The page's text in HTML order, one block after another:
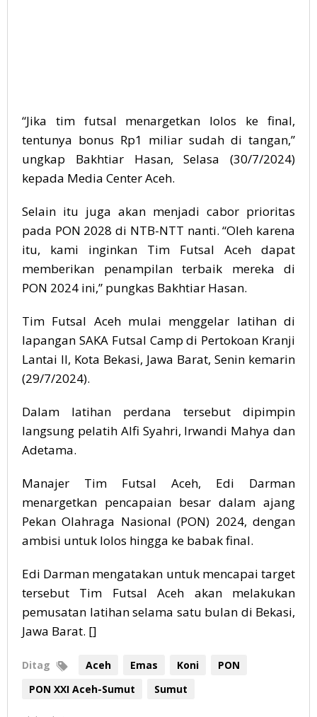
“Jika tim futsal menargetkan lolos ke final,
tentunya bonus Rp1 miliar sudah di tangan,”
ungkap Bakhtiar Hasan, Selasa (30/7/2024)
kepada Media Center Aceh.
Selain itu juga akan menjadi cabor prioritas
pada PON 2028 di NTB-NTT nanti. “Oleh karena
itu, kami inginkan Tim Futsal Aceh dapat
memberikan penampilan terbaik mereka di
PON 2024 ini,” pungkas Bakhtiar Hasan.
Tim Futsal Aceh mulai menggelar latihan di
lapangan SAKA Futsal Camp di Pertokoan Kranji
Lantai II, Kota Bekasi, Jawa Barat, Senin kemarin
(29/7/2024).
Dalam latihan perdana tersebut dipimpin
langsung pelatih Alfi Syahri, Irwandi Mahya dan
Adetama.
Manajer Tim Futsal Aceh, Edi Darman
menargetkan pencapaian besar dalam ajang
Pekan Olahraga Nasional (PON) 2024, dengan
ambisi untuk lolos hingga ke babak final.
Edi Darman mengatakan untuk mencapai target
tersebut Tim Futsal Aceh akan melakukan
pemusatan latihan selama satu bulan di Bekasi,
Jawa Barat. []
Ditag Aceh Emas Koni
PON
PON XXI Aceh-Sumut
Sumut